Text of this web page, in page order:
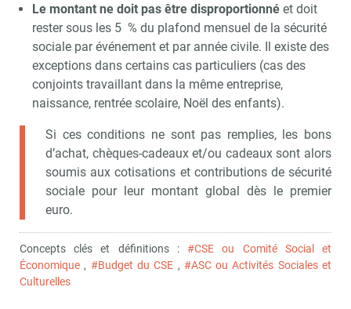
Le montant ne doit pas être disproportionnéet doit
rester sous les 5 % du plafond mensuel de la sécurité
sociale par événement et par année civile. Il existe des
exceptions dans certains cas particuliers (cas des
conjoints travaillant dans la même entreprise,
naissance, rentrée scolaire, Noël des enfants).
Si ces conditions ne sont pas remplies, les bons
d’achat, chèques-cadeaux et/ou cadeaux sont alors
soumis aux cotisations et contributions de sécurité
sociale pour leur montant global dès le premier
euro.
Concepts clés et définitions :#CSE ou Comité Social et
Économique , #Budget du CSE , #ASC ou Activités Sociales et
Culturelles